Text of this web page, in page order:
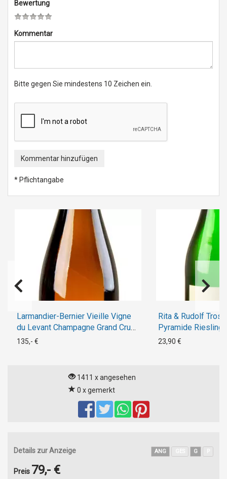
Bewertung
Kommentar
Bitte gegen Sie mindestens 10 Zeichen ein.
Kommentar hinzufügen
* Pflichtangabe
Larmandier-Bernier Vieille Vigne
du Levant Champagne Grand Cru
Blanc de Blancs 2012
135,- €
Rita & Rudolf
Pyramide Riesling
2018
23,90 €
1411 x angesehen
0 x gemerkt
Details zur Anzeige ANG G
Preis 79,- €